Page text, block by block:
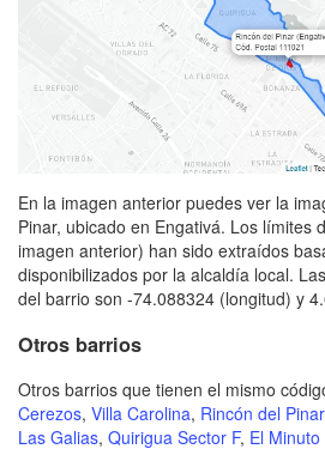
En la imagen anterior puedes ver la
Pinar, ubicado en Engativá. Los límites
imagen anterior) han sido extraídos
disponibilizados por la alcaldía local.
del barrio son -74.088324 (longitud) y
Otros barrios
Otros barrios que tienen el mismo
Cerezos, Villa Carolina, Rincón del Pinar
Las Galias, Quirigua Sector F, El